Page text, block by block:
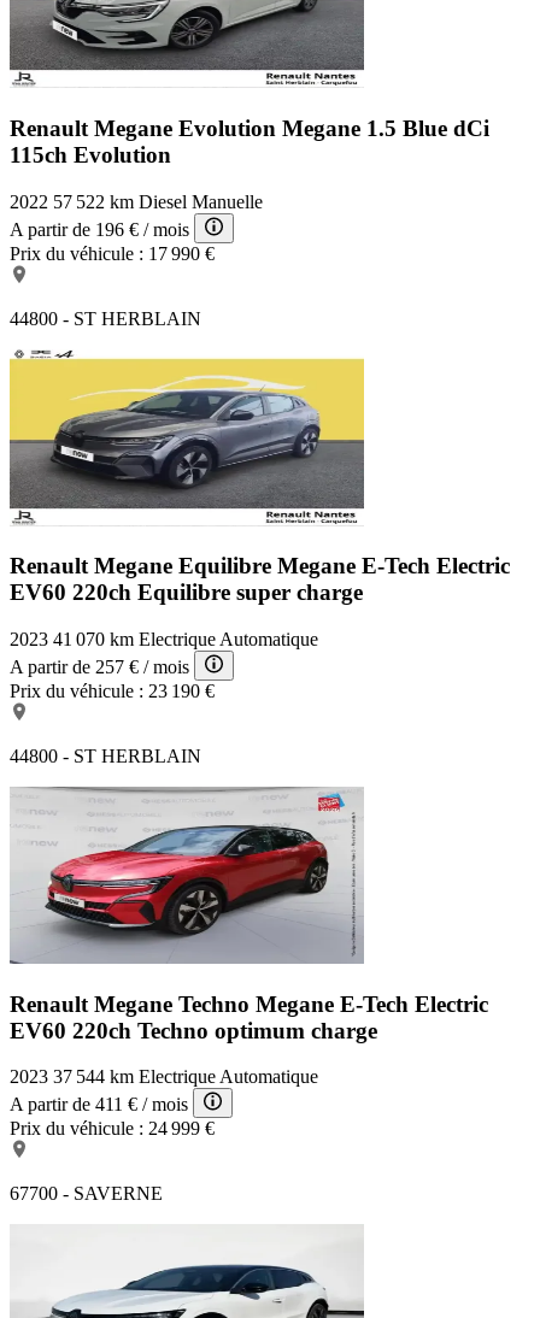
Renault Megane Evolution Megane 1.5 Blue dCi
115ch Evolution
2022 57 522 km Diesel Manuelle
A partir de 196 € / mois
Prix du véhicule : 17 990 €
44800 - ST HERBLAIN
Renault Megane Equilibre Megane E-Tech Electric
EV60 220ch Equilibre super charge
2023 41 070 km Electrique Automatique
A partir de 257 € / mois
Prix du véhicule : 23 190 €
44800 - ST HERBLAIN
Renault Megane Techno Megane E-Tech Electric
EV60 220ch Techno optimum charge
2023 37 544 km Electrique Automatique
A partir de 411 € / mois
Prix du véhicule : 24 999 €
67700 - SAVERNE